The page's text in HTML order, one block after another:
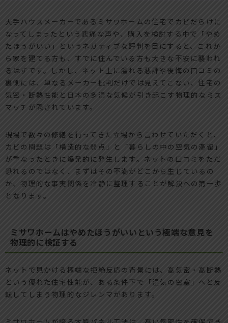
大手ハウスメーカーであるミサワホームの住宅でカビだらけに
なってしまったという悲痛な声や、購入を検討する中で「やめ
たほうがいい」というネガティブな評判を目にすると、これか
ら家を建てる方も、すでに住んでいる方も大きな不安に襲われ
るはずです。しかし、ネット上に溢れる悪評や後悔の口コミの
裏側には、単なるメーカー批判だけでは見えてこない、住宅の
気密・断熱性能と日本の多湿な気候が引き起こす物理的なミス
マッチが隠されています。
現場で数々の修繕を行ってきた立場から言わせていただくと、
カビの問題は「構造的な弱点」と「暮らしの中の空気の滞留」
が重なったときに爆発的に発生します。ネットの口コミをただ
恐れるのではなく、まずはその不満がどこから生じているの
か、物理的な事実関係を冷静に整理することが解決への第一歩
となります。
ミサワホームはやめたほうがいいという極端な意見を
物理的に検証する
ネットで見かける極端な拒絶反応の背景には、高気密・高断熱
という優れた住宅性能が、ある条件下で「湿気の密室」へと反
転してしまう物理的なジレンマがあります。